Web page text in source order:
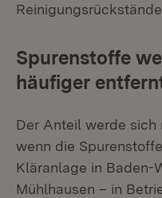
Spurenstoffe
häufiger
Der Anteil werde sich
wenn die
Kläranlage in Baden-
Mühlhausen – in